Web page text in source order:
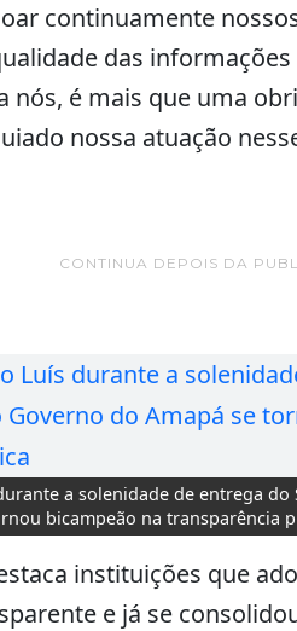
continuamente
das
nós, é mais que uma
nossa atuação
CONTINUA DEPOIS DA
a solenidade de entrega
bicampeão na transparência
instituições que
e já se